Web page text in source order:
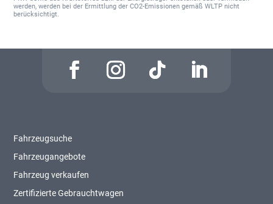
werden, werden bei der Ermittlung der CO2-Emissionen gemäß WLTP nicht
berücksichtigt.
Fahrzeugsuche
Fahrzeugangebote
Fahrzeug verkaufen
Zertifizierte Gebrauchtwagen